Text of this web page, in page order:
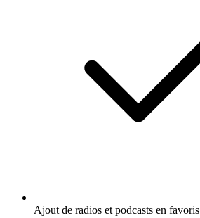
Ajout de radios et podcasts en favoris